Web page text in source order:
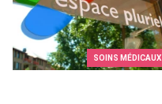
SOINS MÉDICAUX